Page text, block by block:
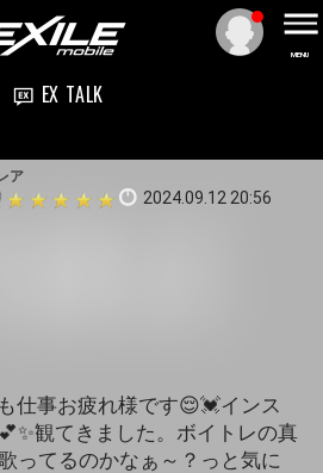
MENU
EX TALK
ア
2024.09.12 20:56
仕事お疲れ様です😌💓インス
観てきました。ボイトレの真
ってるのかなぁ～？っと気に